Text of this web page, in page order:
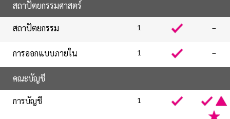
สถาปัตยกรรมศาสตร์
สถาปัตยกรรม 1 –
การออกแบบภายใน 1 –
คณะบัญชี
การบัญชี 1